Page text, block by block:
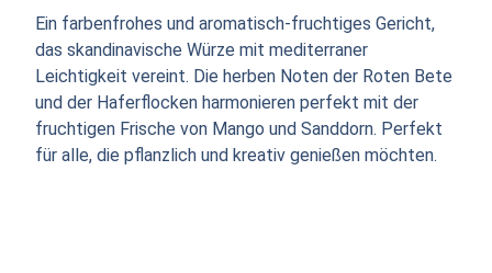
Ein farbenfrohes und aromatisch-fruchtiges Gericht,
das skandinavische Würze mit mediterraner
Leichtigkeit vereint. Die herben Noten der Roten Bete
und der Haferflocken harmonieren perfekt mit der
fruchtigen Frische von Mango und Sanddorn. Perfekt
für alle, die pflanzlich und kreativ genießen möchten.